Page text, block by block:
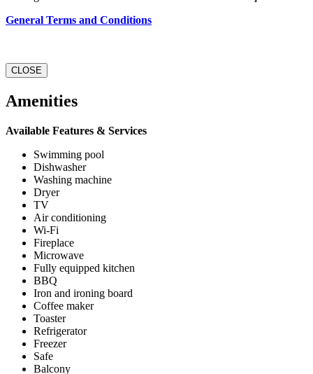
General Terms and Conditions
CLOSE
Amenities
Available Features & Services
Swimming pool
Dishwasher
Washing machine
Dryer
TV
Air conditioning
Wi-Fi
Fireplace
Microwave
Fully equipped kitchen
BBQ
Iron and ironing board
Coffee maker
Toaster
Refrigerator
Freezer
Safe
Balcony